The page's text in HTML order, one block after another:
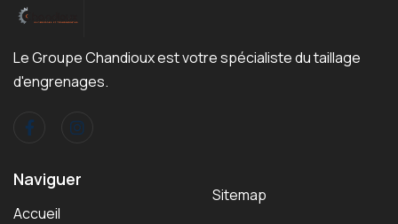
Le Groupe Chandioux est votre spécialiste du taillage
d'engrenages.
Naviguer
Accueil
Sitemap